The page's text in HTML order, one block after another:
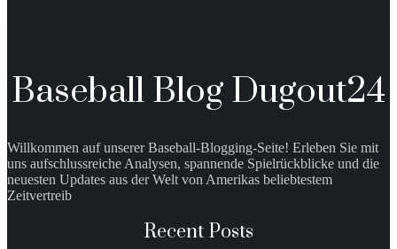
Baseball Blog Dugout24
Willkommen auf unserer Baseball-Blogging-Seite! Erleben Sie mit
uns aufschlussreiche Analysen, spannende Spielrückblicke und die
neuesten Updates aus der Welt von Amerikas beliebtestem
Zeitvertreib
Recent Posts